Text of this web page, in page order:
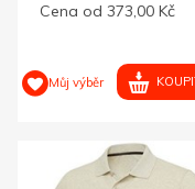
Cena od 373,00 Kč
Můj výběr